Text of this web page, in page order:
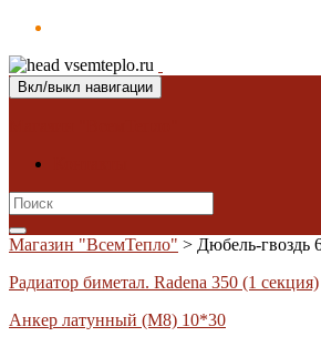
Вкл/выкл навигации
Search
for:
Магазин "ВсемТепло" > Дюбель-гвоздь
Радиатор биметал. Radena 350 (1 секция)
Анкер латунный (М8) 10*30